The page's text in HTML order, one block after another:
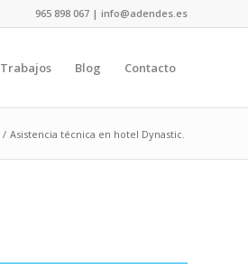
965 898 067 | info@adendes.es
Trabajos Blog Contacto
/ Asistencia técnica en hotel Dynastic.